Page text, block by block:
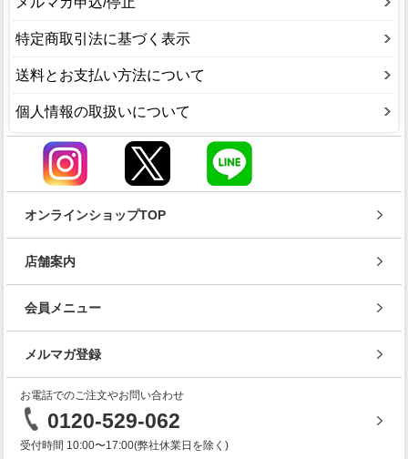
特定商取引法に基づく表示
送料とお支払い方法について
個人情報の取扱いについて
オンラインショップTOP
店舗案内
会員メニュー
メルマガ登録
お電話でのご注文やお問い合わせ
0120-529-062
受付時間 10:00〜17:00(弊社休業日を除く)